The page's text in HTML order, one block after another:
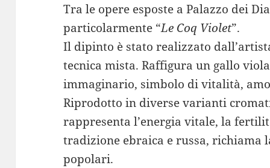
Tra le opere esposte a Palazzo dei
particolarmente “Le Coq Violet”.
Il dipinto è stato realizzato
tecnica mista. Raffigura un gallo
immaginario, simbolo di vitalità,
Riprodotto in diverse varianti
rappresenta l’energia vitale, la
tradizione ebraica e russa, richiama
popolari.